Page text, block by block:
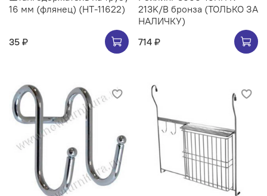
16 мм (флянец) (НТ-11622)
35 ₽
213K/B бронза (ТОЛЬКО ЗА
НАЛИЧКУ)
714 ₽